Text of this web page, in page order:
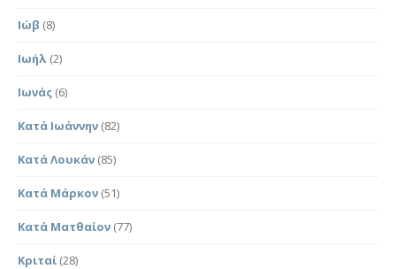
Ιώβ (8)
Ιωήλ (2)
Ιωνάς (6)
Κατά Ιωάννην (82)
Κατά Λουκάν (85)
Κατά Μάρκον (51)
Κατά Ματθαίον (77)
Κριταί (28)